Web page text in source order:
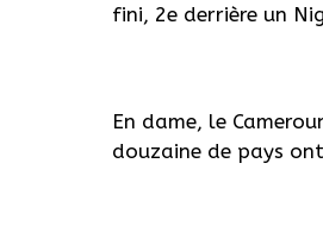
fini, 2e derrière un
En dame, le
douzaine de pays